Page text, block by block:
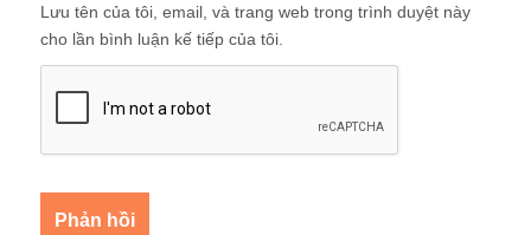
Lưu tên của tôi, email, và trang web trong trình duyệt này
cho lần bình luận kế tiếp của tôi.